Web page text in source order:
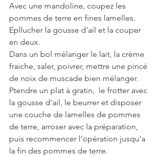
Avec une mandoline, coupez les
pommes de terre en fines lamelles.
Epllucher la gousse d’ail et la couper
en deux.
Dans un bol mélanger le lait, la crème
fraiche, saler, poivrer, mettre une pincé
de noix de muscade bien mélanger.
Ptendre un plat à gratin,  le frotter avec
la gousse d’ail, le beurrer et disposer
une couche de lamelles de pommes
de terre, arroser avec la préparation,
puis recommencer l’opération jusqu’a
la fin des pommes de terre.